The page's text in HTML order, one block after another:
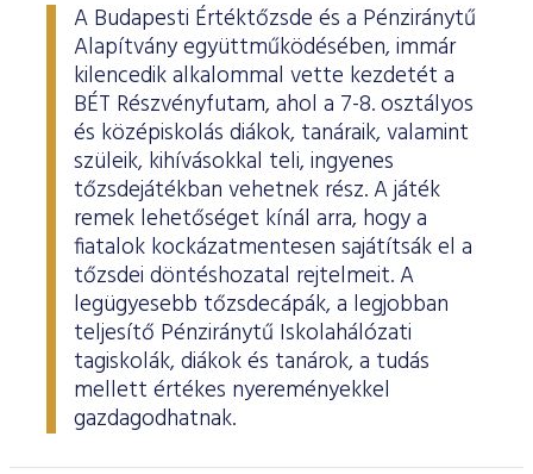
A Budapesti Értéktőzsde és a Pénziránytű
Alapítvány együttműködésében, immár
kilencedik alkalommal vette kezdetét a
BÉT Részvényfutam, ahol a 7-8. osztályos
és középiskolás diákok, tanáraik, valamint
szüleik, kihívásokkal teli, ingyenes
tőzsdejátékban vehetnek rész. A játék
remek lehetőséget kínál arra, hogy a
fiatalok kockázatmentesen sajátítsák el a
tőzsdei döntéshozatal rejtelmeit. A
legügyesebb tőzsdecápák, a legjobban
teljesítő Pénziránytű Iskolahálózati
tagiskolák, diákok és tanárok, a tudás
mellett értékes nyereményekkel
gazdagodhatnak.